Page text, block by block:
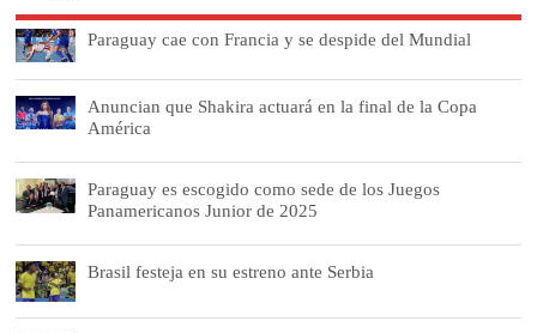
Paraguay cae con Francia y se despide del Mundial
Anuncian que Shakira actuará en la final de la Copa
América
Paraguay es escogido como sede de los Juegos
Panamericanos Junior de 2025
Brasil festeja en su estreno ante Serbia